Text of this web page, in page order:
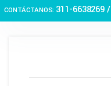
CONTÁCTANOS: 311-6638269 /